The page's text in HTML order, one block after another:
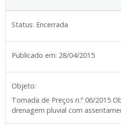
Status: Encerrada
Publicado em: 28/04/2015
Objeto:
Tomada de Preços n.º 06/2015
drenagem pluvial com